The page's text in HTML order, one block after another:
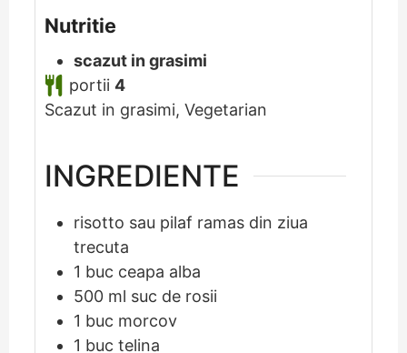
Nutritie
scazut in grasimi
portii4
Scazut in grasimi, Vegetarian
INGREDIENTE
risotto sau pilaf ramas din ziua
trecuta
1 buc ceapa alba
500 ml suc de rosii
1 buc morcov
1 buc telina